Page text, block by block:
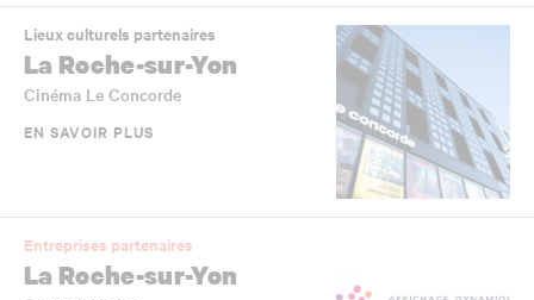
Lieux culturels partenaires
La Roche-sur-Yon
Cinéma Le Concorde
EN SAVOIR PLUS
Entreprises partenaires
La Roche-sur-Yon